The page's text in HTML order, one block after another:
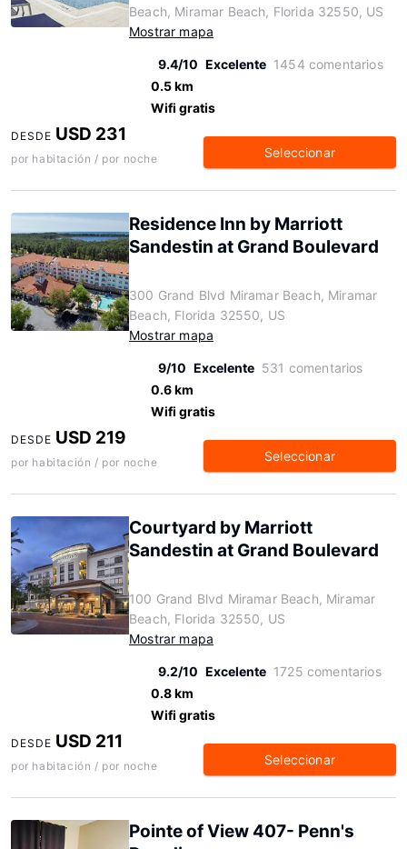
Beach, Miramar Beach, Florida 32550, US
Mostrar mapa
9.4/10 Excelente 1454 comentarios
0.5 km
Wifi gratis
DESDE USD 231
por habitación / por noche Seleccionar
Residence Inn by Marriott
Sandestin at Grand Boulevard
300 Grand Blvd Miramar Beach, Miramar
Beach, Florida 32550, US
Mostrar mapa
9/10 Excelente 531 comentarios
0.6 km
Wifi gratis
DESDE USD 219
por habitación / por noche Seleccionar
Courtyard by Marriott
Sandestin at Grand Boulevard
100 Grand Blvd Miramar Beach, Miramar
Beach, Florida 32550, US
Mostrar mapa
9.2/10 Excelente 1725 comentarios
0.8 km
Wifi gratis
DESDE USD 211
por habitación / por noche Seleccionar
Pointe of View 407- Penn's